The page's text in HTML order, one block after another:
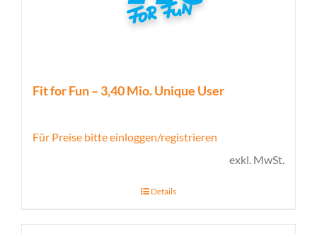
Fit for Fun – 3,40 Mio. Unique User
Für Preise bitte einloggen/registrieren
exkl. MwSt.
Details